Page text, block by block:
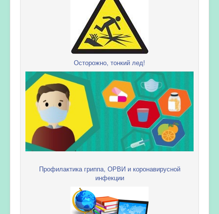
Осторожно, тонкий лед!
Профилактика гриппа, ОРВИ и коронавирусной
инфекции